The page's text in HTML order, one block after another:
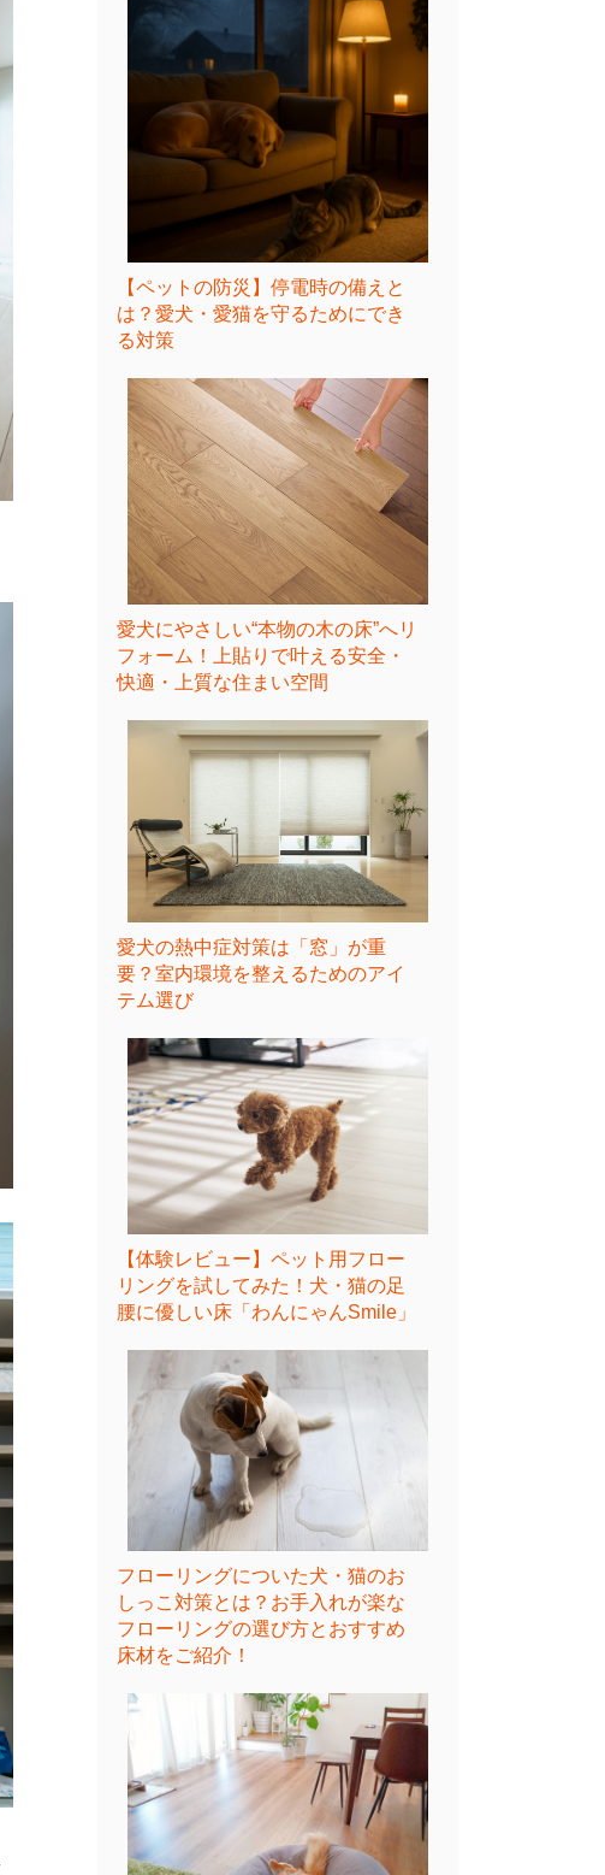
【ペットの防災】停電時の備えと
は？愛犬・愛猫を守るためにでき
る対策
愛犬にやさしい“本物の木の床”へリ
フォーム！上貼りで叶える安全・
快適・上質な住まい空間
愛犬の熱中症対策は「窓」が重
要？室内環境を整えるためのアイ
テム選び
【体験レビュー】ペット用フロー
リングを試してみた！犬・猫の足
腰に優しい床「わんにゃんSmile」
フローリングについた犬・猫のお
しっこ対策とは？お手入れが楽な
フローリングの選び方とおすすめ
床材をご紹介！